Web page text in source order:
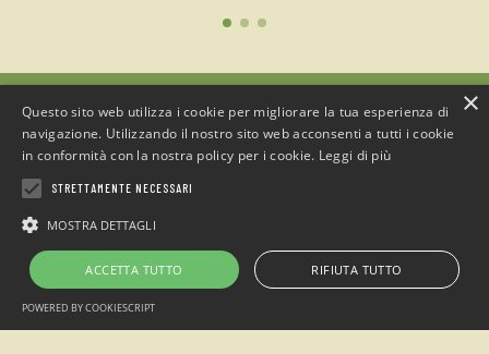
Campeggio
loc. San Giacomo Entracque , Cuneo (Italia)
Telefono: +39 0171.1935515 / Cell. +39 349.7305438
Email:
info@sottoilfaggio.it
Alpimanie s.n.c - P.IVA 02770870042
×
Questo sito web utilizza i cookie per migliorare la tua esperienza di
navigazione. Utilizzando il nostro sito web acconsenti a tutti i cookie
in conformità con la nostra policy per i cookie. Leggi di più
STRETTAMENTE NECESSARI
MOSTRA DETTAGLI
ACCETTA TUTTO RIFIUTA TUTTO
POWERED BY COOKIESCRIPT